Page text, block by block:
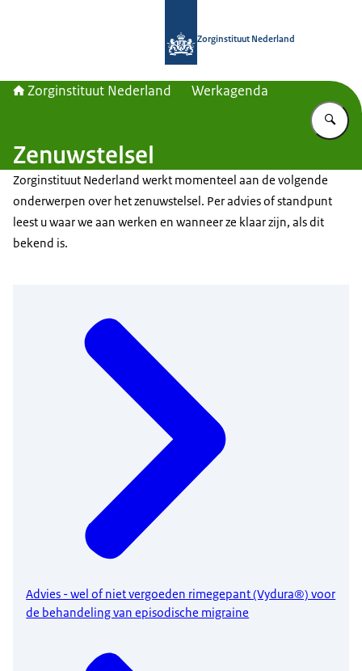
Zorginstituut Nederland
Zorginstituut Nederland Werkagenda
Zenuwstelsel
Zorginstituut Nederland werkt momenteel aan de volgende
onderwerpen over het zenuwstelsel. Per advies of standpunt
leest u waar we aan werken en wanneer ze klaar zijn, als dit
bekend is.
Advies - wel of niet vergoeden rimegepant (Vydura®) voor
de behandeling van episodische migraine